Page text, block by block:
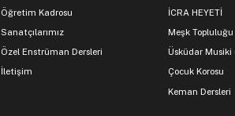
Öğretim Kadrosu
Sanatçılarımız
Özel Enstrüman Dersleri
İletişim
İCRA HEYETİ
Meşk Topluluğu
Üsküdar Musiki
Çocuk Korosu
Keman Dersleri